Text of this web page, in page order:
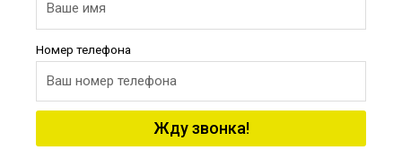
Номер телефона
Жду звонка!